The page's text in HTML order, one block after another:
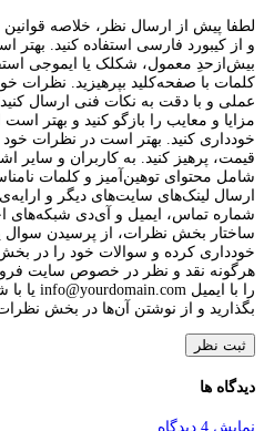
لطفا پیش از ارسال نظر، خلاصه قوانین
بیش‌از‌حدِ معمول، شکلک یا ایموجی
کلمات با صفحه‌کلید بپرهیزید. نظرات
عملی و با دقت به نکات فنی ارسال
مزایا و معایب را بازگو کنید و بهتر
خودداری کنید. بهتر است در نظرات
قیمت، پرهیز کنید. به کاربران و سایر
شامل محتوای توهین‌آمیز و کلمات
ارسال لینک‌های سایت‌های دیگر و
شماره تماس، ایمیل و آی‌دی شبکه‌های
ساختار بخش نظرات، از پرسیدن سوال
خودداری کرده و سوالات خود را در
هرگونه نقد و نظر در خصوص سایت
بگذارید و از نوشتن آن‌ها در بخش
ثبت نظر
دیدگاه ها
نمایش 4 دیدگاه